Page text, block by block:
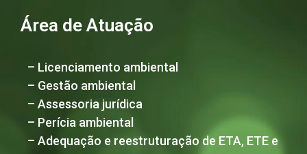
Área de Atuação
– Licenciamento ambiental
– Gestão ambiental
– Assessoria jurídica
– Perícia ambiental
– Adequação e reestruturação de ETA, ETE e